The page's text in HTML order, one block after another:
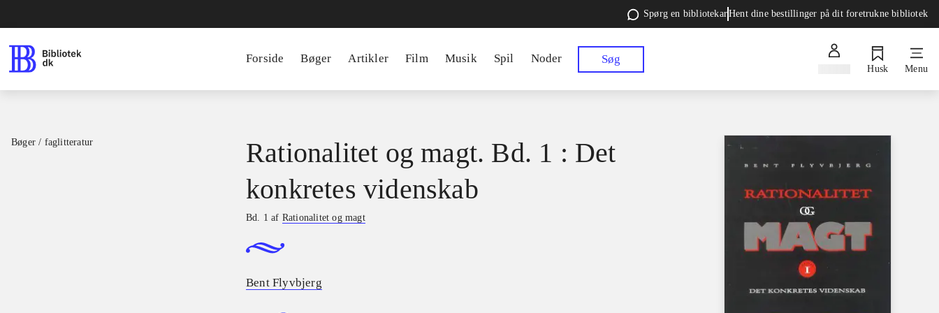
Spørg en bibliotekarHent dine bestillinger på dit foretrukne bibliotek
Forside Bøger Artikler Film Musik Spil Noder Søg
Husk Menu
Bøger / faglitteratur
Rationalitet og magt. Bd. 1 : Det
konkretes videnskab
Bd. 1 af Rationalitet og magt
Bent Flyvbjerg